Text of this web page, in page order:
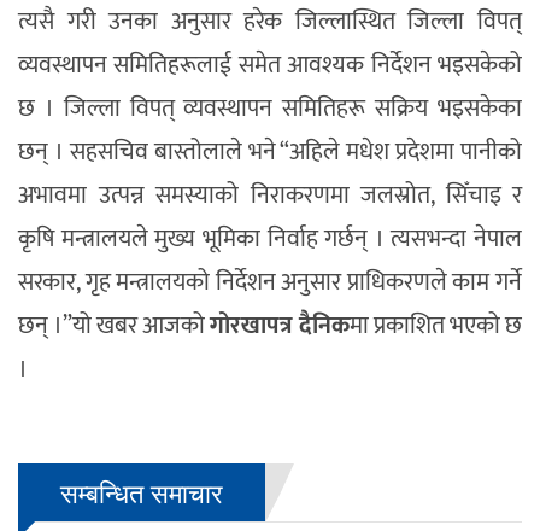
त्यसै गरी उनका अनुसार हरेक जिल्लास्थित जिल्ला विपत्
व्यवस्थापन समितिहरूलाई समेत आवश्यक निर्देशन भइसकेको
छ । जिल्ला विपत् व्यवस्थापन समितिहरू सक्रिय भइसकेका
छन् । सहसचिव बास्तोलाले भने “अहिले मधेश प्रदेशमा पानीको
अभावमा उत्पन्न समस्याको निराकरणमा जलस्रोत, सिँचाइ र
कृषि मन्त्रालयले मुख्य भूमिका निर्वाह गर्छन् । त्यसभन्दा नेपाल
सरकार, गृह मन्त्रालयको निर्देशन अनुसार प्राधिकरणले काम गर्ने
छन् ।”यो खबर आजकोगोरखापत्र दैनिकमा प्रकाशित भएको छ
।
सम्बन्धित समाचार